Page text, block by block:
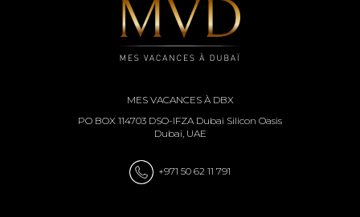
MES VACANCES À DBX
PO BOX 114703 DSO-IFZA Dubai Silicon Oasis
Dubai, UAE
+971 50 62 11 791